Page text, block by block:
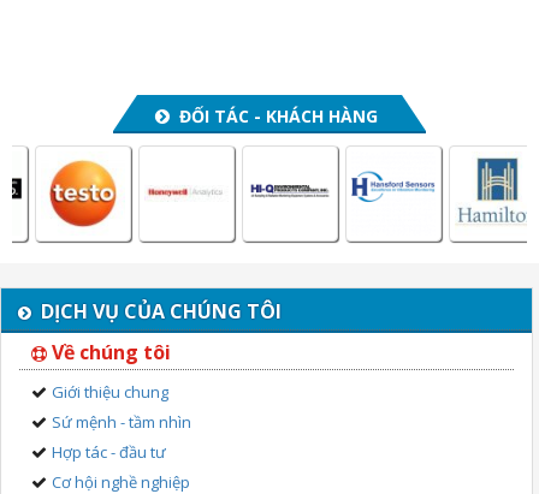
ĐỐI TÁC - KHÁCH HÀNG
DỊCH VỤ CỦA CHÚNG TÔI
Về chúng tôi
Giới thiệu chung
Sứ mệnh - tầm nhìn
Hợp tác - đầu tư
Cơ hội nghề nghiệp